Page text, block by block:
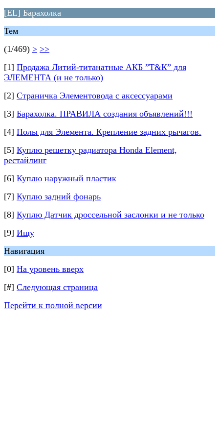
[EL] Барахолка
Тем
(1/469) > >>
[1] Продажа Литий-титанатные АКБ ”Т&К” для
ЭЛЕМЕНТА (и не только)
[2] Страничка Элементовода с аксессуарами
[3] Барахолка. ПРАВИЛА создания объявлений!!!
[4] Полы для Элемента. Крепление задних рычагов.
[5] Куплю решетку радиатора Honda Element,
рестайлинг
[6] Куплю наружный пластик
[7] Куплю задний фонарь
[8] Куплю Датчик дроссельной заслонки и не только
[9] Ищу
Навигация
[0] На уровень вверх
[#] Следующая страница
Перейти к полной версии